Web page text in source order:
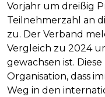
Vorjahr um dreißig
Teilnehmerzahl an
zu. Der Verband
Vergleich zu 2024
gewachsen ist.
Organisation, dass
Weg in den